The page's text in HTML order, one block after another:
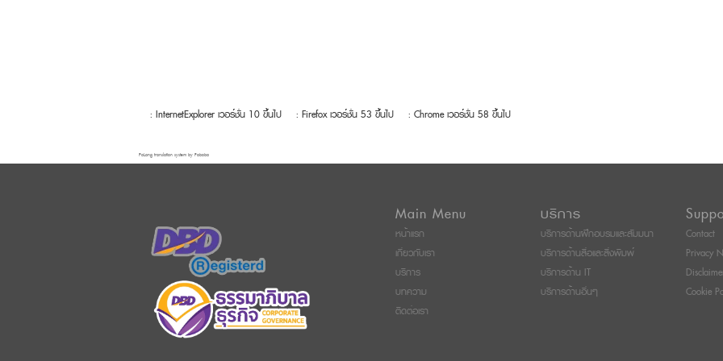
: InternetExplorer เวอร์ชั่น 10 ขึ้นไป : Firefox เวอร์ชั่น 53 ขึ้นไป : Chrome เวอร์ชั่น 58 ขึ้นไป
FaLang translation system by Faboba
Main Menu
หน้าแรก
เกี่ยวกับเรา
บริการ
บทความ
ติดต่อเรา
บริการ
บริการด้านฝึกอบรมและสัมมนา
บริการด้านสื่อและสิ่งพิมพ์
บริการด้าน IT
บริการด้านอื่นๆ
Contact
Privacy
Cookie